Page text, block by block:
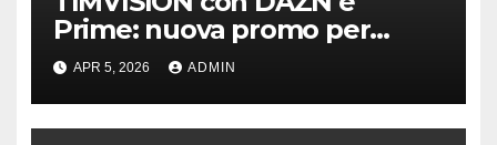
Prime: nuova promo per
clienti TIM
APR 5, 2026 ADMIN